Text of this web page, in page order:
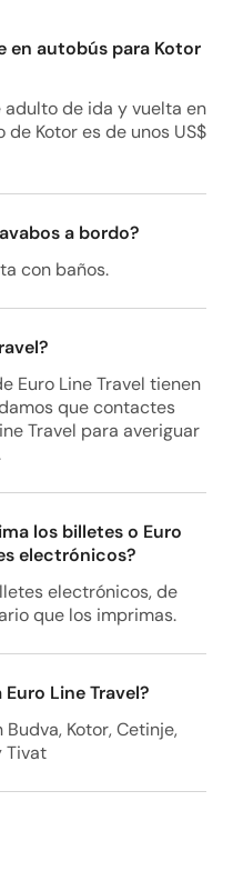
en autobús para Kotor
de ida y vuelta en
Kotor es de unos US$
a bordo?
con baños.
Euro Line Travel tienen
que contactes
Travel para averiguar
los billetes o Euro
electrónicos?
electrónicos, de
que los imprimas.
Line Travel?
Kotor, Cetinje,
Tivat